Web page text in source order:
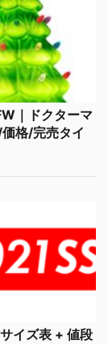
｜ドクターマ
格/完売タイ
イズ表 + 値段